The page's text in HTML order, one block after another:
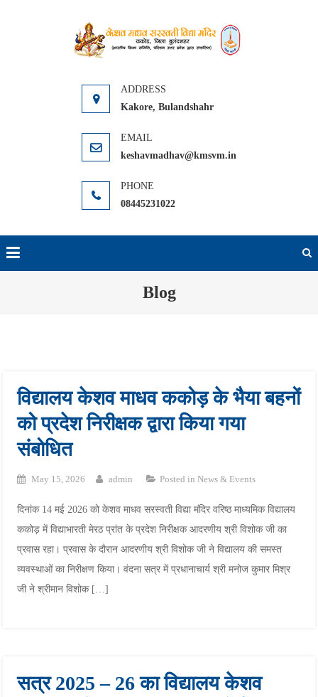
Kakore, Bulandshahr
keshavmadhav@kmsvm.in
08445231022
Blog
Blog
विद्यालय केशव माधव ककोड़ के भैया बहनों
को प्रदेश निरीक्षक द्वारा किया गया
संबोधित
May 15, 2026 admin Posted in News & Events
दिनांक 14 मई 2026 को केशव माधव सरस्वती विद्या मंदिर वरिष्ठ माध्यमिक विद्यालय
ककोड़ में विद्याभारती मेरठ प्रांत के प्रदेश निरीक्षक आदरणीय श्री विशोक जी का
प्रवास रहा। प्रवास के दौरान आदरणीय श्री विशोक जी ने विद्यालय की समस्त
व्यवस्थाओं का निरीक्षण किया। वंदना सत्र में प्रधानाचार्य श्री मनोज कुमार मिश्र
जी ने श्रीमान विशोक […]
सत्र 2025 – 26 का विद्यालय केशव